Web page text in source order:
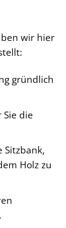
wir hier
gründlich
Sie die
Sitzbank,
Holz zu